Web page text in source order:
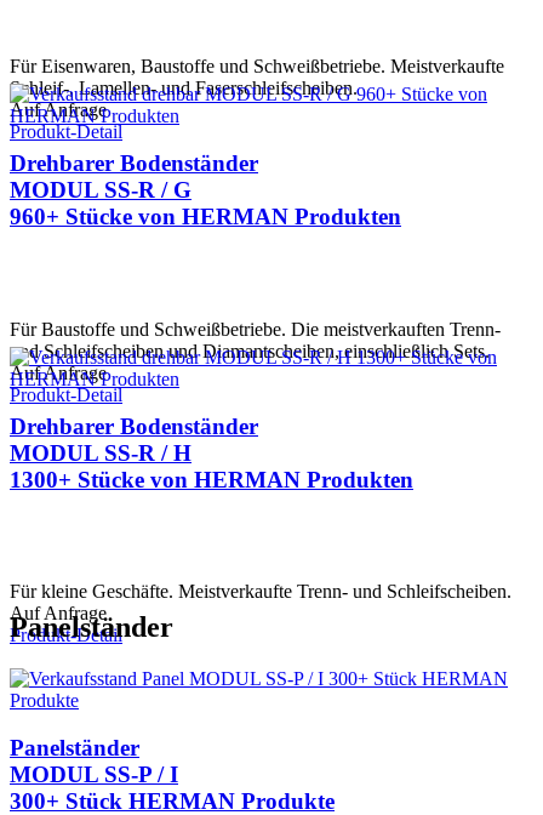
Für Eisenwaren, Baustoffe und Schweißbetriebe. Meistverkaufte
Schleif-, Lamellen- und Faserschleifscheiben.
Auf Anfrage
Produkt-Detail
Drehbarer Bodenständer
MODUL SS-R / G
960+ Stücke von HERMAN Produkten
Für Baustoffe und Schweißbetriebe. Die meistverkauften Trenn-
und Schleifscheiben und Diamantscheiben, einschließlich Sets.
Auf Anfrage
Produkt-Detail
Drehbarer Bodenständer
MODUL SS-R / H
1300+ Stücke von HERMAN Produkten
Für kleine Geschäfte. Meistverkaufte Trenn- und Schleifscheiben.
Auf Anfrage
Produkt-Detail
Panelständer
Panelständer
MODUL SS-P / I
300+ Stück HERMAN Produkte